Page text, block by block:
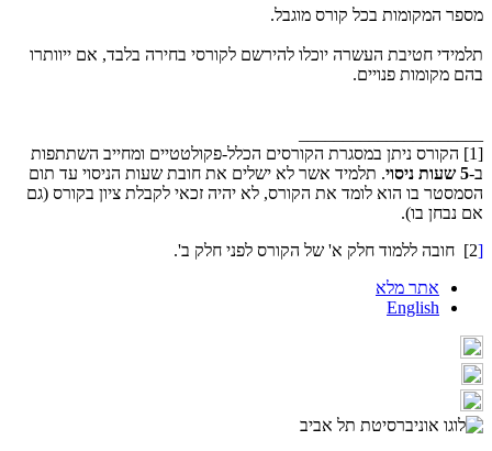
מספר המקומות בכל קורס מוגבל.
תלמידי חטיבת העשרה יוכלו להירשם לקורסי בחירה בלבד, אם ייוותרו
בהם מקומות פנויים.
[1] הקורס ניתן במסגרת הקורסים הכלל-פקולטטיים ומחייב השתתפות
ב-5 שעות ניסוי
. תלמיד אשר לא ישלים את חובת שעות הניסוי עד תום
הסמסטר בו הוא לומד את הקורס, לא יהיה זכאי לקבלת ציון בקורס (גם
אם נבחן בו).
[2] חובה ללמוד חלק א' של הקורס לפני חלק ב'.
אתר מלא
English